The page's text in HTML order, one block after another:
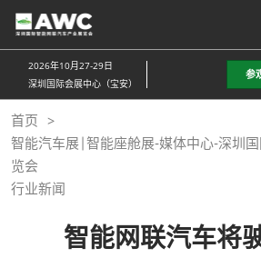
直
接
跳
至
内
容
2026年10月27-29日
深圳国际会展中心（宝安）
参
首页
智能汽车展|智能座舱展-媒体中心-深圳
览会
行业新闻
智能网联汽车将